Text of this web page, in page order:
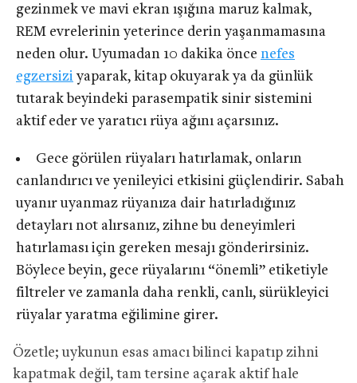
gezinmek ve mavi ekran ışığına maruz kalmak,
REM evrelerinin yeterince derin yaşanmamasına
neden olur. Uyumadan 10 dakika önce nefes
egzersiziyaparak, kitap okuyarak ya da günlük
tutarak beyindeki parasempatik sinir sistemini
aktif eder ve yaratıcı rüya ağını açarsınız.
Gece görülen rüyaları hatırlamak, onların
canlandırıcı ve yenileyici etkisini güçlendirir. Sabah
uyanır uyanmaz rüyanıza dair hatırladığınız
detayları not alırsanız, zihne bu deneyimleri
hatırlaması için gereken mesajı gönderirsiniz.
Böylece beyin, gece rüyalarını “önemli” etiketiyle
filtreler ve zamanla daha renkli, canlı, sürükleyici
rüyalar yaratma eğilimine girer.
Özetle; uykunun esas amacı bilinci kapatıp zihni
kapatmak değil, tam tersine açarak aktif hale